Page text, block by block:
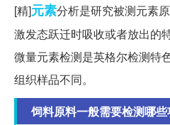
[精]元素分析是研究被测元素
激发态跃迁时吸收或者放出的
微量元素检测是英格尔检测特
组织样品不同。
饲料原料一般需要检测哪